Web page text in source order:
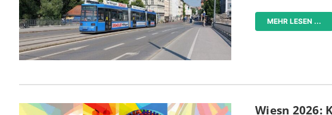
MEHR LESEN ...
Wiesn 2026: